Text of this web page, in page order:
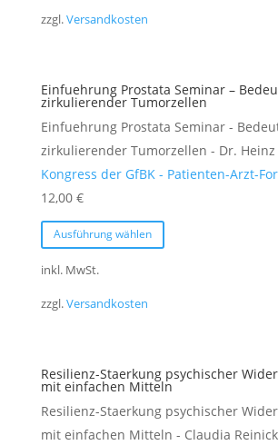
Optionen
können
auf
der
gewählt
zzgl.Versandkosten
Einfuehrung Prostata Seminar –
zirkulierender Tumorzellen
Einfuehrung Prostata Seminar -
zirkulierender Tumorzellen - Dr.
Kongress der GfBK - Patienten-Arzt-
12,00 €
Ausführung wählen
Dieses
Produkt
Optionen
können
auf
inkl. MwSt.
zzgl.Versandkosten
Resilienz-Staerkung psychischer
mit einfachen Mitteln
Resilienz-Staerkung psychischer
mit einfachen Mitteln - Claudia